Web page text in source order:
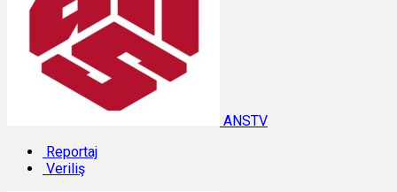
ANSTV
Reportaj
Veriliş